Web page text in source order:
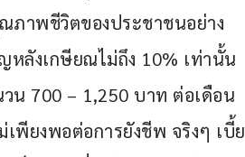
ภาพชีวิตของประชาชนอย่าง
หลังเกษียณไม่ถึง 10% เท่านั้น
น 700 – 1,250 บาท ต่อเดือน
เพียงพอต่อการยังชีพ จริงๆ เบี้ย